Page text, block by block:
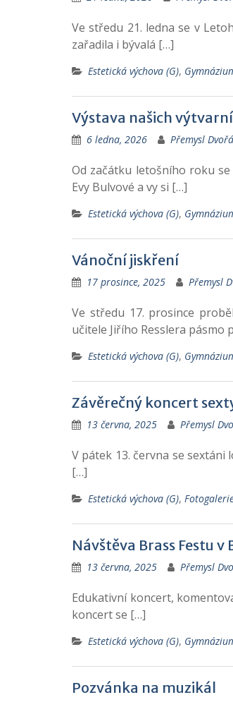
Ve středu 21. ledna se v
zařadila i bývalá […]
Estetická výchova (G),
Výstava našich
6 ledna, 2026 Přemysl
Od začátku letošního roku
Evy Bulvové a vy si […]
Estetická výchova (G),
Vánoční jiskření
17 prosince, 2025 Přemysl
Ve středu 17. prosince
učitele Jiřího Resslera pásmo
Estetická výchova (G),
Závěrečný koncert
13 června, 2025 Přemysl
V pátek 13. června se
[…]
Estetická výchova (G),
Návštěva Brass Festu v
13 června, 2025 Přemysl
Edukativní koncert,
koncert se […]
Estetická výchova (G),
Pozvánka na muzikál